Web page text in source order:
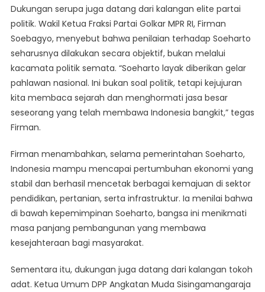
Dukungan serupa juga datang dari kalangan elite partai
politik. Wakil Ketua Fraksi Partai Golkar MPR RI, Firman
Soebagyo, menyebut bahwa penilaian terhadap Soeharto
seharusnya dilakukan secara objektif, bukan melalui
kacamata politik semata. “Soeharto layak diberikan gelar
pahlawan nasional. Ini bukan soal politik, tetapi kejujuran
kita membaca sejarah dan menghormati jasa besar
seseorang yang telah membawa Indonesia bangkit,” tegas
Firman.
Firman menambahkan, selama pemerintahan Soeharto,
Indonesia mampu mencapai pertumbuhan ekonomi yang
stabil dan berhasil mencetak berbagai kemajuan di sektor
pendidikan, pertanian, serta infrastruktur. Ia menilai bahwa
di bawah kepemimpinan Soeharto, bangsa ini menikmati
masa panjang pembangunan yang membawa
kesejahteraan bagi masyarakat.
Sementara itu, dukungan juga datang dari kalangan tokoh
adat. Ketua Umum DPP Angkatan Muda Sisingamangaraja